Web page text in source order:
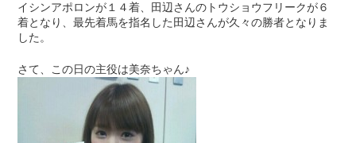
イシンアポロンが１４着、田辺さんのトウショウフリークが６
着となり、最先着馬を指名した田辺さんが久々の勝者となりま
した。
さて、この日の主役は美奈ちゃん♪